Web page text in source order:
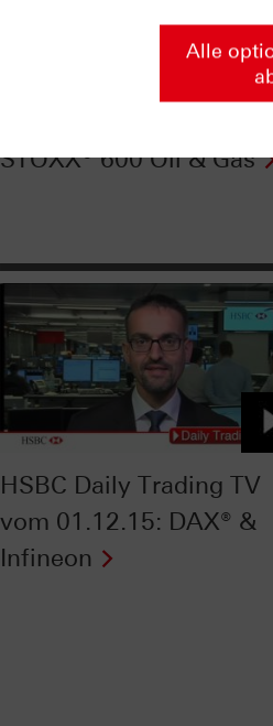
HSBC Daily Trading TV
STOXX® 600 Oil & Gas
HSBC Daily Trading TV
vom 01.12.15: DAX® &
Infineon
Alle